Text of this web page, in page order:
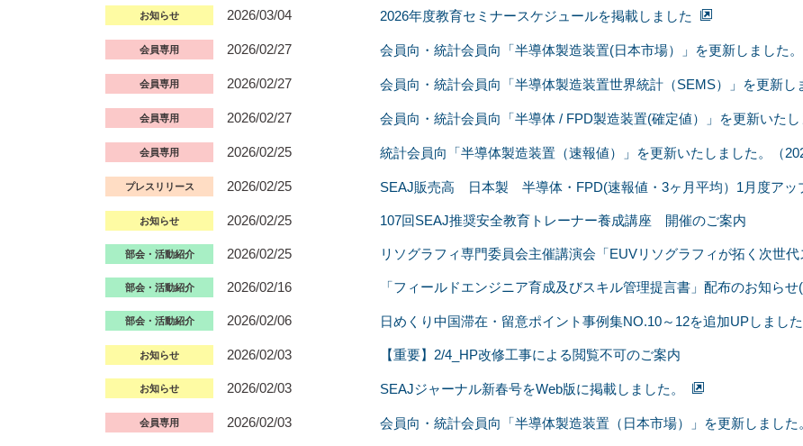
お知らせ 2026/03/04 2026年度教育セミナースケジュールを掲載しました
会員専用 2026/02/27 会員向・統計会員向「半導体製造装置(日本市場）」を更新しました。
会員専用 2026/02/27 会員向・統計会員向「半導体製造装置世界統計（SEMS）」を更新し
会員専用 2026/02/27 会員向・統計会員向「半導体 / FPD製造装置(確定値）」を更新いたし
会員専用 2026/02/25 統計会員向「半導体製造装置（速報値）」を更新いたしました。（
プレスリリース 2026/02/25 SEAJ販売高 日本製 半導体・FPD(速報値・3ヶ月平均）1月度アッ
お知らせ 2026/02/25 107回SEAJ推奨安全教育トレーナー養成講座 開催のご案内
部会・活動紹介 2026/02/25 リソグラフィ専門委員会主催講演会「EUVリソグラフィが拓く次世代
部会・活動紹介 2026/02/16 「フィールドエンジニア育成及びスキル管理提言書」配布のお知ら
部会・活動紹介 2026/02/06 日めくり中国滞在・留意ポイント事例集NO.10～12を追加UPしまし
お知らせ 2026/02/03 【重要】2/4_HP改修工事による閲覧不可のご案内
お知らせ 2026/02/03 SEAJジャーナル新春号をWeb版に掲載しました。
会員専用 2026/02/03 会員向・統計会員向「半導体製造装置（日本市場）」を更新しました